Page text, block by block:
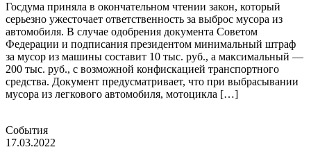
Госдума приняла в окончательном чтении закон, который
серьезно ужесточает ответственность за выброс мусора из
автомобиля. В случае одобрения документа Советом
Федерации и подписания президентом минимальный штраф
за мусор из машины составит 10 тыс. руб., а максимальный —
200 тыс. руб., с возможной конфискацией транспортного
средства. Документ предусматривает, что при выбрасывании
мусора из легкового автомобиля, мотоцикла […]
События
17.03.2022